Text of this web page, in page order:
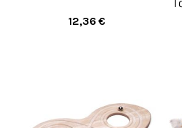
12,36 €